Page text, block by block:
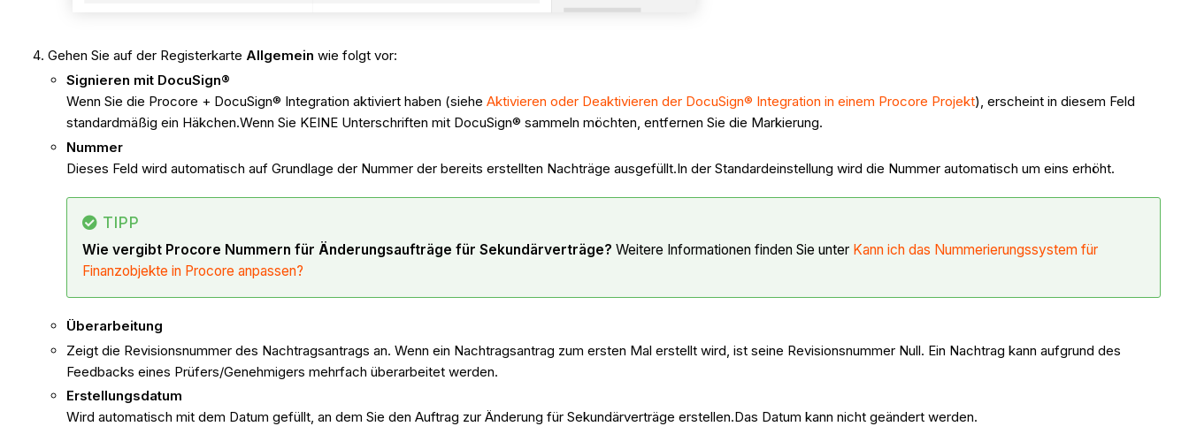
Gehen Sie auf der Registerkarte Allgemein wie folgt vor:
Signieren mit DocuSign®
Wenn Sie die Procore + DocuSign® Integration aktiviert haben (sieheAktivieren oder Deaktivieren der DocuSign® Integration in einem Procore Projekt), erscheint in diesem Feld
standardmäßig ein Häkchen.Wenn Sie KEINE Unterschriften mit DocuSign® sammeln möchten, entfernen Sie die Markierung.
Nummer
Dieses Feld wird automatisch auf Grundlage der Nummer der bereits erstellten Nachträge ausgefüllt.In der Standardeinstellung wird die Nummer automatisch um eins erhöht.
TIPP
Wie vergibt Procore Nummern für Änderungsaufträge für Sekundärverträge?Weitere Informationen finden Sie unter Kann ich das Nummerierungssystem für
Finanzobjekte in Procore anpassen?
Überarbeitung
Zeigt die Revisionsnummer des Nachtragsantrags an. Wenn ein Nachtragsantrag zum ersten Mal erstellt wird, ist seine Revisionsnummer Null. Ein Nachtrag kann aufgrund des
Feedbacks eines Prüfers/Genehmigers mehrfach überarbeitet werden.
Erstellungsdatum
Wird automatisch mit dem Datum gefüllt, an dem Sie den Auftrag zur Änderung für Sekundärverträge erstellen.Das Datum kann nicht geändert werden.